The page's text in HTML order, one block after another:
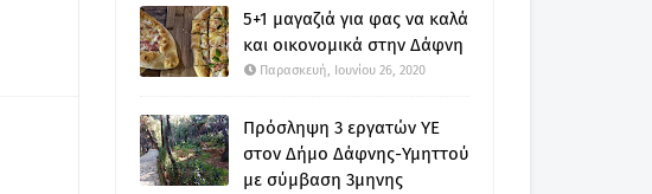
5+1 μαγαζιά για φας να καλά
και οικονομικά στην Δάφνη
Παρασκευή, Ιουνίου 26, 2020
Πρόσληψη 3 εργατών ΥΕ
στον Δήμο Δάφνης-Υμηττού
με σύμβαση 3μηνης